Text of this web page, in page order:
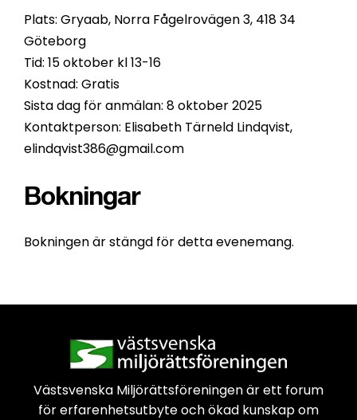
Plats: Gryaab, Norra Fågelrovägen 3, 418 34
Göteborg
Tid: 15 oktober kl 13-16
Kostnad: Gratis
Sista dag för anmälan: 8 oktober 2025
Kontaktperson: Elisabeth Tärneld Lindqvist,
elindqvist386@gmail.com
Bokningar
Bokningen är stängd för detta evenemang.
Västsvenska Miljörättsföreningen ärett forum
för erfarenhetsutbyte ochökad kunskap om